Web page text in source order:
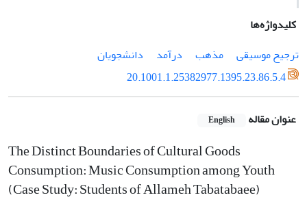
کلیدواژه‌ها
ترجیح موسیقی
مذهب درآمد
دانشجویان
20.1001.1.25382977.1395.23.86.5.4
عنوان مقاله English
The Distinct Boundaries of Cultural Goods
Consumption: Music Consumption among Youth
(Case Study: Students of Allameh Tabatabaee)